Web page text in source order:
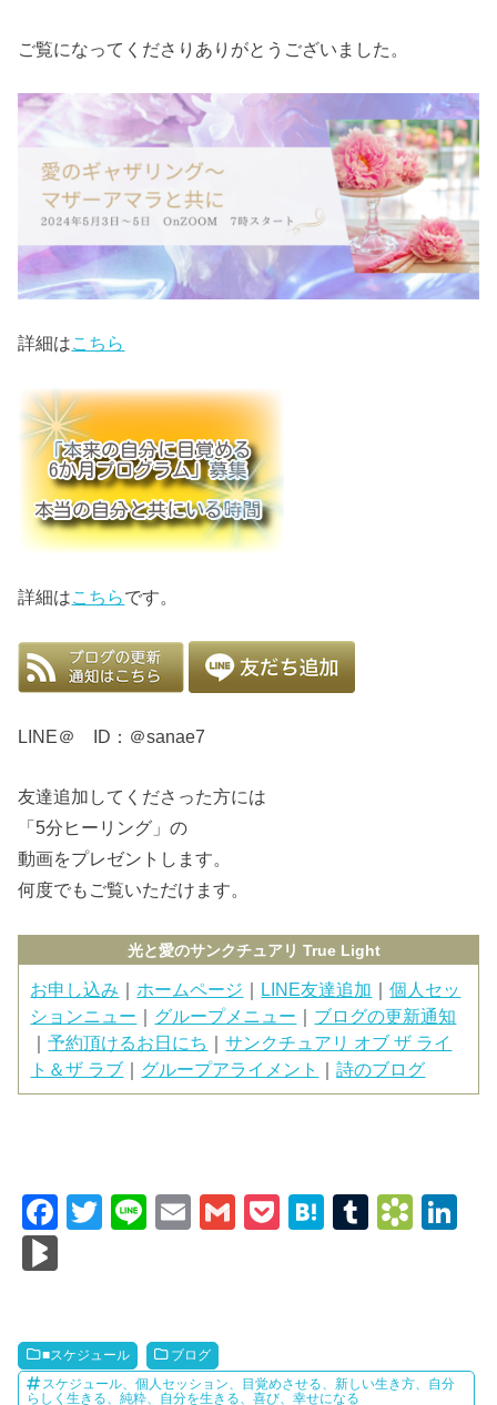
ご覧になってくださりありがとうございました。
詳細はこちら
詳細はこちらです。
LINE＠ ID：＠sanae7
友達追加してくださった方には
「5分ヒーリング」の
動画をプレゼントします。
何度でもご覧いただけます。
光と愛のサンクチュアリ True Light
お申し込み ｜ ホームページ ｜ LINE友達追加 ｜個人セッ
ションニュー ｜ グループメニュー ｜ ブログの更新通知
｜予約頂けるお日にち ｜サンクチュアリ オブ ザ ライ
ト＆ザ ラブ ｜ グループアライメント ｜詩のブログ
F
b
o
T
Li
E
G
P
H
T
B
ar
n
M
ar
■スケジュール
ブログ
スケジュール、個人セッション、目覚めさせる、新しい生き方、自分
らしく生きる、純粋、自分を生きる、喜び、幸せになる